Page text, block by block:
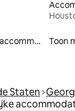
Gezinsvriendelijke accommodaties
Toon
Staten